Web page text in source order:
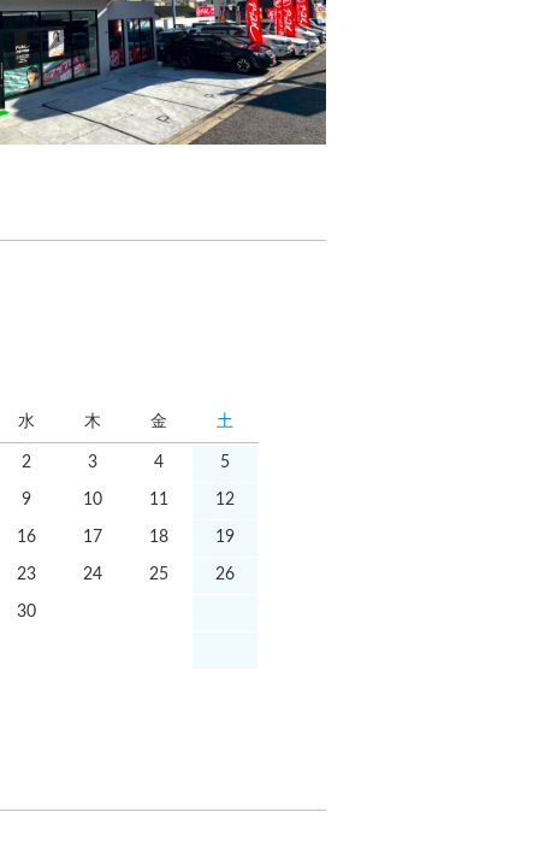
水 木 金 土
2 3 4 5
9 10 11 12
16 17 18 19
23 24 25 26
30